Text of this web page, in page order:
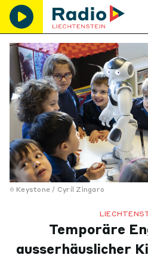
Keystone / Cyril Zingaro
Temporäre
ausserhäuslicher